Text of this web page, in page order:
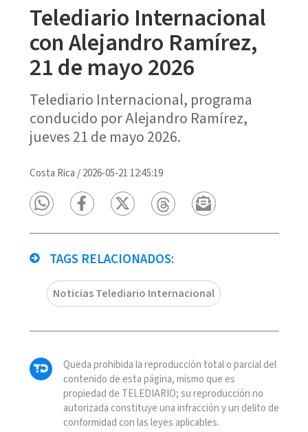
Telediario Internacional
con Alejandro Ramírez,
21 de mayo 2026
Telediario Internacional, programa
conducido por Alejandro Ramírez,
jueves 21 de mayo 2026.
Costa Rica /2026-05-21 12:45:19
TAGS RELACIONADOS:
Noticias Telediario Internacional
Queda prohibida la reproducción total o parcial del
contenido de esta página, mismo que es
propiedad de TELEDIARIO; su reproducción no
autorizada constituye una infracción y un delito de
conformidad con las leyes aplicables.